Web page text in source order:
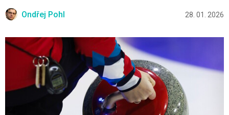
Ondřej Pohl 28. 01. 2026